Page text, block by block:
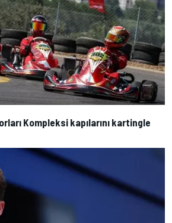
Kompleksi kapılarını kartingle